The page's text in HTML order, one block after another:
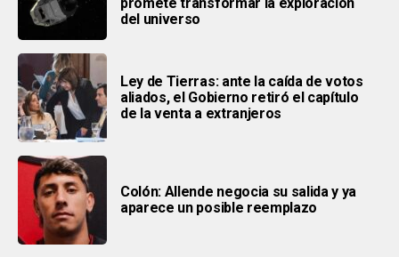
del universo
Ley de Tierras: ante la caída de votos
aliados, el Gobierno retiró el capítulo
de la venta a extranjeros
Colón: Allende negocia su salida y ya
aparece un posible reemplazo